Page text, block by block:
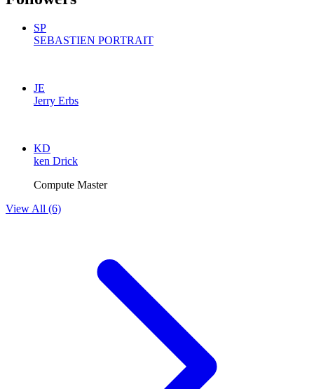
SP
SEBASTIEN PORTRAIT
JE
Jerry Erbs
KD
ken Drick
Compute Master
View All (6)